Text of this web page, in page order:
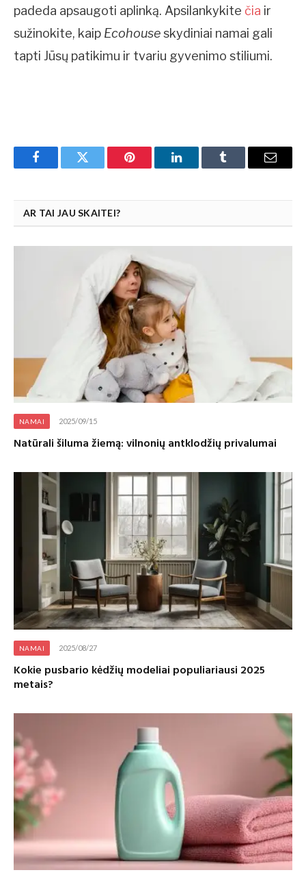
padeda apsaugoti aplinką. Apsilankykite čia ir
sužinokite, kaip Ecohouseskydiniai namai gali
tapti Jūsų patikimu ir tvariu gyvenimo stiliumi.
FacebookTwitter Pinterest LinkedInTumblr Email
AR TAI JAU SKAITEI?
NAMAI 2025/09/15
Natūrali šiluma žiemą: vilnonių antklodžių privalumai
NAMAI 2025/08/27
Kokie pusbario kėdžių modeliai populiariausi 2025
metais?